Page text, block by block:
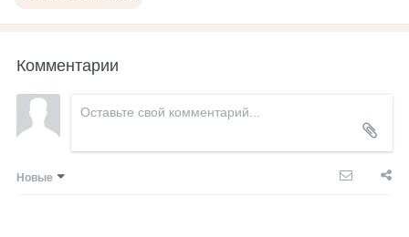
Комментарии
Новые